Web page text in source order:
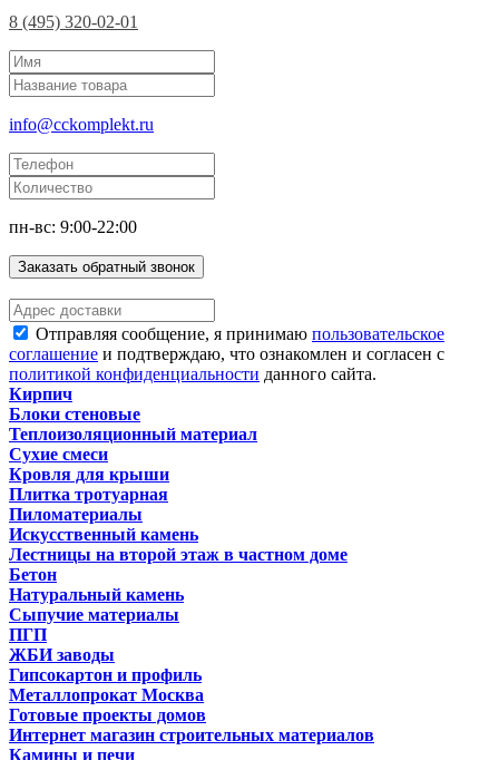
8 (495) 320-02-01
info@cckomplekt.ru
пн-вс: 9:00-22:00
Заказать обратный звонок
Отправляя сообщение, я принимаю пользовательское
соглашение и подтверждаю, что ознакомлен и согласен с
политикой конфиденциальности данного сайта.
Кирпич
Блоки стеновые
Теплоизоляционный материал
Сухие смеси
Кровля для крыши
Плитка тротуарная
Пиломатериалы
Искусственный камень
Лестницы на второй этаж в частном доме
Бетон
Натуральный камень
Сыпучие материалы
ПГП
ЖБИ заводы
Гипсокартон и профиль
Металлопрокат Москва
Готовые проекты домов
Интернет магазин строительных материалов
Камины и печи